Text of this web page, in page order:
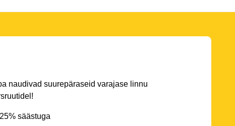
naudivad suurepäraseid varajase linnu
säästuga